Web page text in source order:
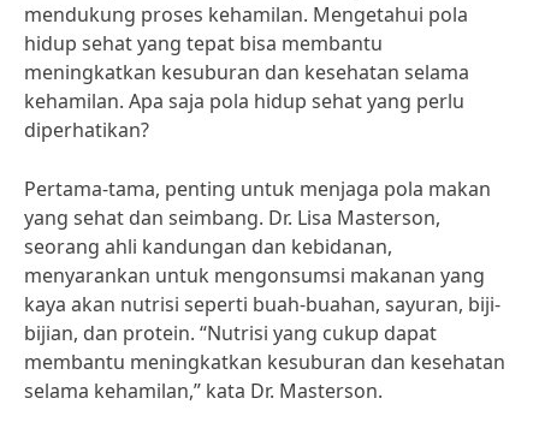
mendukung proses kehamilan. Mengetahui pola
hidup sehat yang tepat bisa membantu
meningkatkan kesuburan dan kesehatan selama
kehamilan. Apa saja pola hidup sehat yang perlu
diperhatikan?
Pertama-tama, penting untuk menjaga pola makan
yang sehat dan seimbang. Dr. Lisa Masterson,
seorang ahli kandungan dan kebidanan,
menyarankan untuk mengonsumsi makanan yang
kaya akan nutrisi seperti buah-buahan, sayuran, biji-
bijian, dan protein. “Nutrisi yang cukup dapat
membantu meningkatkan kesuburan dan kesehatan
selama kehamilan,” kata Dr. Masterson.